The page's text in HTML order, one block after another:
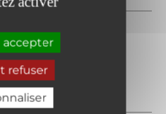
accepter
refuser